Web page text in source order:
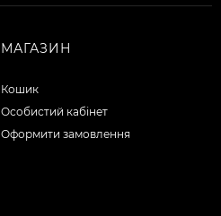
МАГАЗИН
Кошик
Особистий кабінет
Оформити замовлення